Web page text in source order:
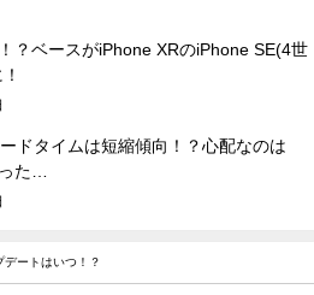
？ベースがiPhone XRのiPhone SE(4世
ドタイムは短縮傾向！？心配なのは
た…
ートはいつ！？